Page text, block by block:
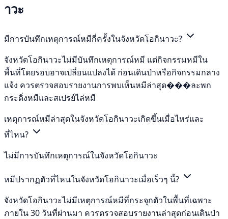
าวะ
มีการบันทึกเหตุการณ์หมีกี่ครั้งในจังหวัดโอกินาวะ?
จังหวัดโอกินาวะไม่มีบันทึกเหตุการณ์หมี แต่กิจกรรมหมีใน
พื้นที่โดยรอบอาจเปลี่ยนแปลงได้ ก่อนเดินป่าหรือกิจกรรมกลาง
แจ้ง ควรตรวจสอบรายงานการพบเห็นหมีล่าสุด���ละพก
กระดิ่งหมีและสเปรย์ไล่หมี
เหตุการณ์หมีล่าสุดในจังหวัดโอกินาวะเกิดขึ้นเมื่อไหร่และ
ที่ไหน?
ไม่มีการบันทึกเหตุการณ์ในจังหวัดโอกินาวะ
หมีปรากฏตัวที่ไหนในจังหวัดโอกินาวะเมื่อเร็วๆ นี้?
จังหวัดโอกินาวะไม่มีเหตุการณ์หมีที่กระจุกตัวในพื้นที่เฉพาะ
ภายใน 30 วันที่ผ่านมา ควรตรวจสอบรายงานล่าสุดก่อนเดินป่า